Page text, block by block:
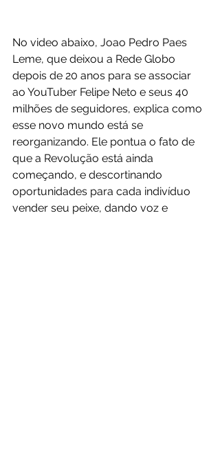
No video abaixo, Joao Pedro Paes
Leme, que deixou a Rede Globo
depois de 20 anos para se associar
ao YouTuber Felipe Neto e seus 40
milhões de seguidores, explica como
esse novo mundo está se
reorganizando. Ele pontua o fato de
que a Revolução está ainda
começando, e descortinando
oportunidades para cada indivíduo
vender seu peixe, dando voz e